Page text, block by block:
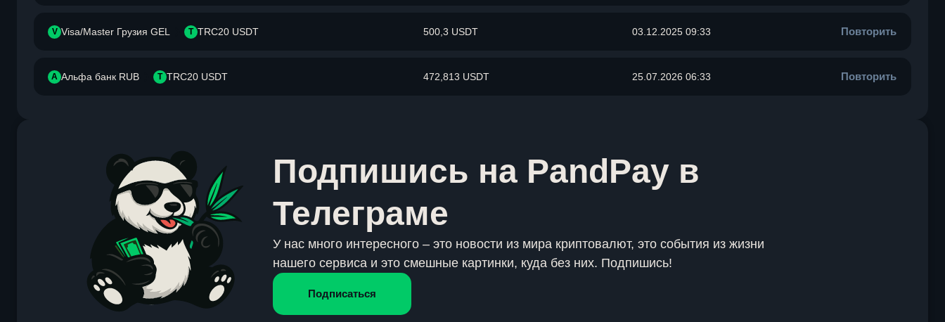
V Visa/Master Грузия GEL T TRC20 USDT 500,3 USDT 03.12.2025 09:33 Повторить
А Альфа банк RUB T TRC20 USDT 472,813 USDT 25.07.2026 06:33 Повторить
Подпишись на PandPay в
Телеграме
У нас много интересного – это новости из мира криптовалют, это события из жизни
нашего сервиса и это смешные картинки, куда без них. Подпишись!
Подписаться